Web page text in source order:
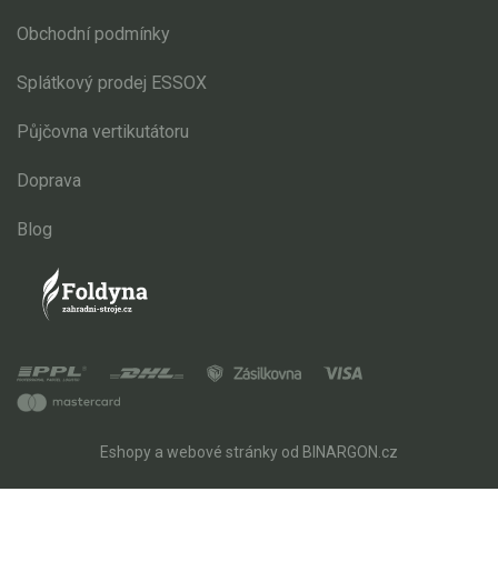
Obchodní podmínky
Splátkový prodej ESSOX
Půjčovna vertikutátoru
Doprava
Blog
Eshopy a webové stránky od BINARGON.cz